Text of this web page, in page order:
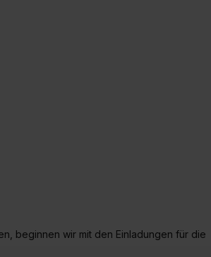
beginnen wir mit den Einladungen für die